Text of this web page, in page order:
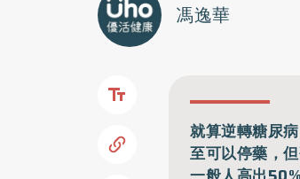
馮逸華
就算逆轉糖尿
至可以停藥，